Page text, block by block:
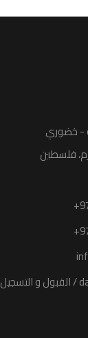
- خضوري
فلسطين
/ القبول و التسجيل